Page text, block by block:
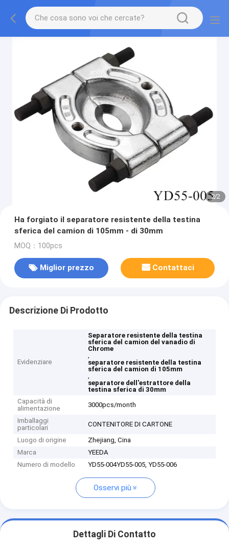
2/2
Ha forgiato il separatore resistente della testina
sferica del camion di 105mm - di 30mm
MOQ：100pcs
Miglior prezzo Contattaci
Descrizione Di Prodotto
Evidenziare
Separatore resistente della testina
sferica del camion del vanadio di
Chrome
,
separatore resistente della testina
sferica del camion di 105mm
,
separatore dell'estrattore della
testina sferica di 30mm
Capacità di
alimentazione
3000pcs/month
Imballaggi
particolari
CONTENITORE DI CARTONE
Luogo di origine
Zhejiang, Cina
Marca
YEEDA
Numero di modello
YD55-004YD55-005, YD55-006
Osservi più
Dettagli Di Contatto